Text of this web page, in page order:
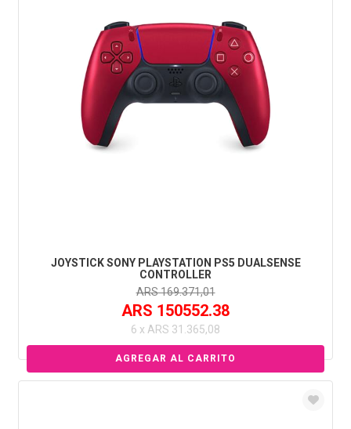
JOYSTICK SONY PLAYSTATION PS5 DUALSENSE
CONTROLLER
ARS 169.371,01
ARS 150552.38
6 x ARS 31.365,08